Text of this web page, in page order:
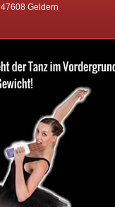
47608 Geldern